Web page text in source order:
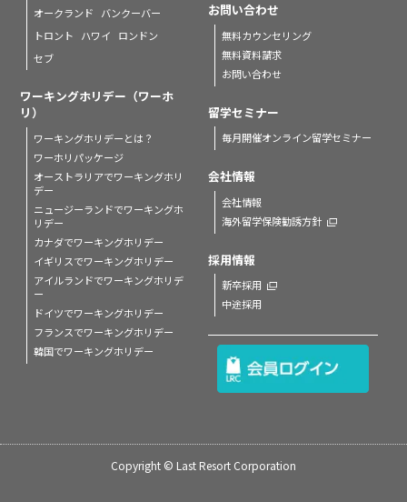
オークランド
バンクーバー
トロント
ハワイ
ロンドン
セブ
ワーキングホリデー（ワーホ
リ）
ワーキングホリデーとは？
ワーホリパッケージ
オーストラリアでワーキングホリ
デー
ニュージーランドでワーキングホ
リデー
カナダでワーキングホリデー
イギリスでワーキングホリデー
アイルランドでワーキングホリデ
ー
ドイツでワーキングホリデー
フランスでワーキングホリデー
韓国でワーキングホリデー
お問い合わせ
無料カウンセリング
無料資料請求
お問い合わせ
留学セミナー
毎月開催オンライン留学セミナー
会社情報
会社情報
海外留学保険勧誘方針
採用情報
新卒採用
中途採用
Copyright © Last Resort Corporation